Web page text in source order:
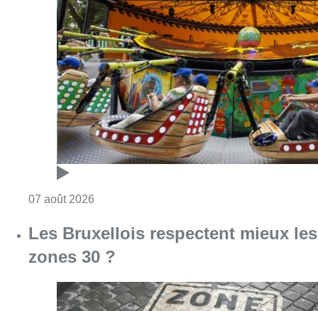
07 août 2026
Les Bruxellois respectent mieux les
zones 30 ?